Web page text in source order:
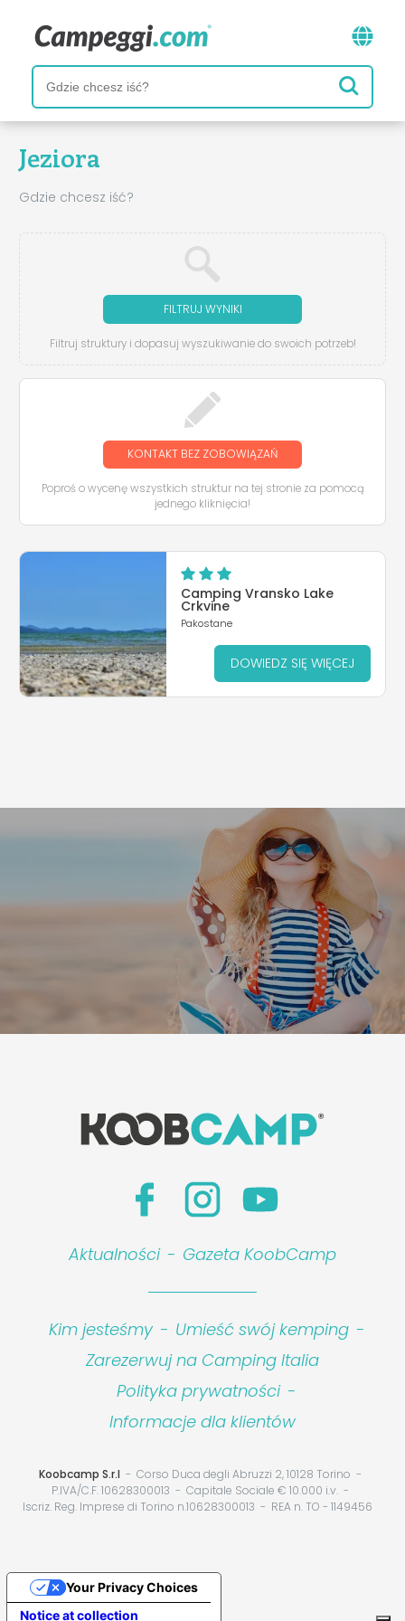
Jeziora
Gdzie chcesz iść?
FILTRUJ WYNIKI
Filtruj struktury i dopasuj wyszukiwanie do swoich potrzeb!
KONTAKT BEZ ZOBOWIĄZAŃ
Poproś o wycenę wszystkich struktur na tej stronie za pomocą
jednego kliknięcia!
Camping Vransko Lake
Crkvine
Pakostane
DOWIEDZ SIĘ WIĘCEJ
Aktualności - Gazeta KoobCamp
Kim jesteśmy - Umieść swój kemping -
Zarezerwuj na Camping Italia
Polityka prywatności -
Informacje dla klientów
Koobcamp S.r.l
Corso Duca degli Abruzzi 2, 10128 Torino
P.IVA/C.F. 10628300013
Capitale Sociale € 10.000 i.v.
Iscriz. Reg. Imprese di Torino n.10628300013
REA n. TO - 1149456
Notice at collection
Your Privacy Choices